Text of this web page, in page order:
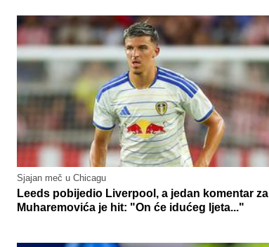
Sjajan meč u Chicagu
Leeds pobijedio Liverpool, a jedan komentar za
Muharemovića je hit: "On će idućeg ljeta..."